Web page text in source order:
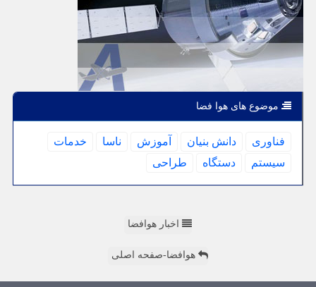
موضوع های هوا فضا
فناوری دانش بنیان آموزش ناسا
خدمات
سیستم
دستگاه طراحی
اخبار هوافضا
هوافضا-صفحه اصلی